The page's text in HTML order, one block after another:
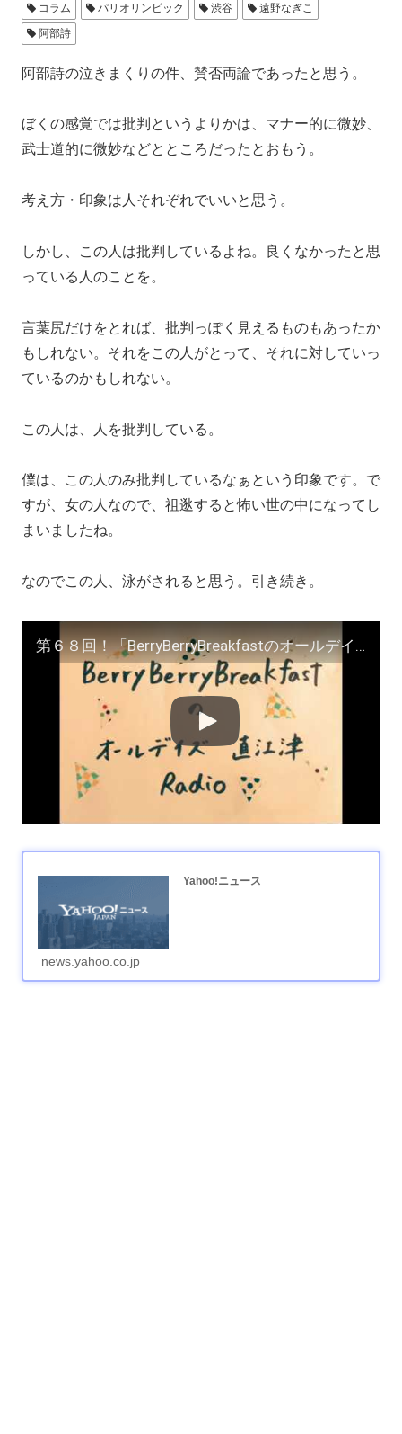
コラム パリオリンピック 渋谷
遠野なぎこ
阿部詩
阿部詩の泣きまくりの件、賛否両論であったと思う。
ぼくの感覚では批判というよりかは、マナー的に微妙、
武士道的に微妙などとところだったとおもう。
考え方・印象は人それぞれでいいと思う。
しかし、この人は批判しているよね。良くなかったと思
っている人のことを。
言葉尻だけをとれば、批判っぽく見えるものもあったか
もしれない。それをこの人がとって、それに対していっ
ているのかもしれない。
この人は、人を批判している。
僕は、この人のみ批判しているなぁという印象です。で
すが、女の人なので、祖逖すると怖い世の中になってし
まいましたね。
なのでこの人、泳がされると思う。引き続き。
第６８回！「BerryBerryBreakfastのオールデイズ直江津Radio」ヨーグルト田中とDJシューカイ #ラジオエッセイ
Yahoo!ニュース
news.yahoo.co.jp